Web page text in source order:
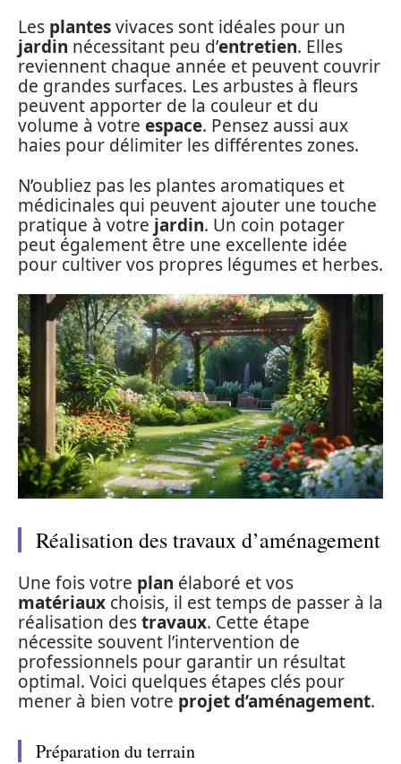
Les plantesvivaces sont idéales pour un
jardin nécessitant peu d’entretien. Elles
reviennent chaque année et peuvent couvrir
de grandes surfaces. Les arbustes à fleurs
peuvent apporter de la couleur et du
volume à votre espace. Pensez aussi aux
haies pour délimiter les différentes zones.
N’oubliez pas les plantes aromatiques et
médicinales qui peuvent ajouter une touche
pratique à votre jardin. Un coin potager
peut également être une excellente idée
pour cultiver vos propres légumes et herbes.
Réalisation des travaux d’aménagement
Une fois votre plan élaboré et vos
matériaux choisis, il est temps de passer à la
réalisation destravaux. Cette étape
nécessite souvent l’intervention de
professionnels pour garantir un résultat
optimal. Voici quelques étapes clés pour
mener à bien votre projet d’aménagement.
Préparation du terrain